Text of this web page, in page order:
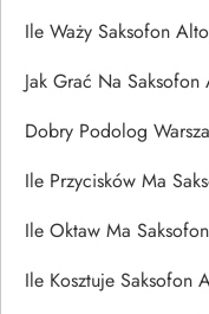
Ile Waży Saksofon
Jak Grać Na Saksofon
Dobry Podolog
Ile Przycisków Ma
Ile Oktaw Ma
Ile Kosztuje Saksofon